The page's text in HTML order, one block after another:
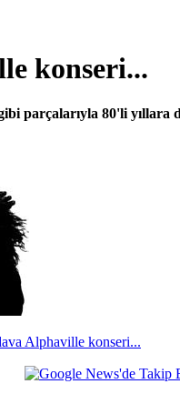
konseri...
parçalarıyla 80'li yıllara
Alphaville konseri...